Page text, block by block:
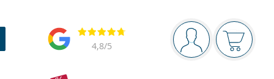
Πίνακας πλοήγησης
Είστε
Το
Αξιολογήσεις
4,8/5